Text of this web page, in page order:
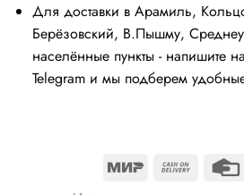
Для доставки в Арамиль,
Берёзовский, В.Пышму,
населённые пункты - напишите
Telegram и мы подберем
Mir
Cash